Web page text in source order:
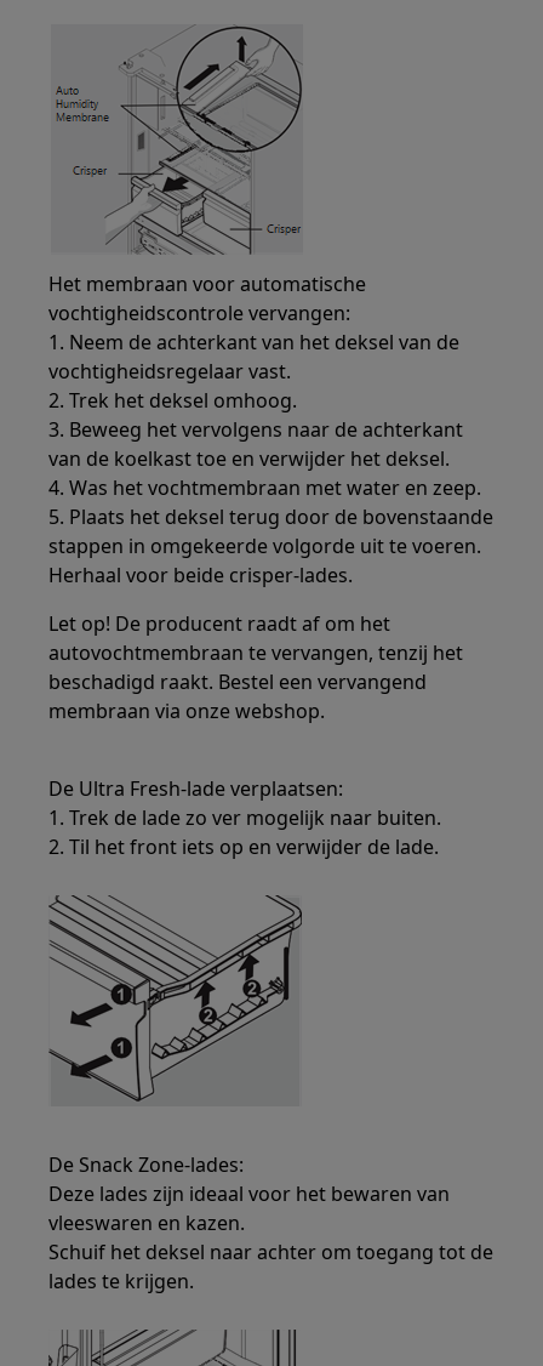
Het membraan voor automatische
vochtigheidscontrole vervangen:
1. Neem de achterkant van het deksel van de
vochtigheidsregelaar vast.
2. Trek het deksel omhoog.
3. Beweeg het vervolgens naar de achterkant
van de koelkast toe en verwijder het deksel.
4. Was het vochtmembraan met water en zeep.
5. Plaats het deksel terug door de bovenstaande
stappen in omgekeerde volgorde uit te voeren.
Herhaal voor beide crisper-lades.
Let op! De producent raadt af om het
autovochtmembraan te vervangen, tenzij het
beschadigd raakt. Bestel een vervangend
membraan via onze webshop.
De Ultra Fresh-lade verplaatsen:
1. Trek de lade zo ver mogelijk naar buiten.
2. Til het front iets op en verwijder de lade.
De Snack Zone-lades:
Deze lades zijn ideaal voor het bewaren van
vleeswaren en kazen.
Schuif het deksel naar achter om toegang tot de
lades te krijgen.